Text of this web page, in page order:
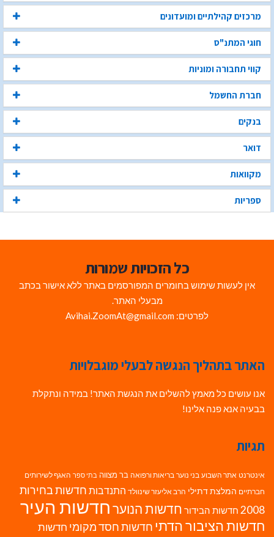
מרכזים קהילתיים ומועדונים
חוגי המתנ"ס
קווי תחבורה ומוניות
חברת החשמל
בנקים
דואר
מקוואות
ספריות
כל הזכויות שמורות
אין לעשות שימוש בחומרים המפורסמים באתר ללא אישור בכתב
מבעלי האתר.
לפרטים: Avihai.ZoomAt@gmail.com
האתר בתהליך הנגשה לבעלי מוגבלויות
אנו עושים כל מאמץ להשלים את הנגשת האתר! במידה ונתקלת
בבעיה אנא פנה אלינו!
תגיות
אינטרנט אתר השבוע בני נוער בריאות ורפואה בר מצווה בתי ספר האגף לשירותים
חברתיים המלצת דתילי הרב אליעזר שינוולד התנדבות חדשות בחירות
2008 חדשות הבידור חדשות הנוערחדשות העיר
חדשות הציבור הדתי חדשות חסד מקומי חדשות